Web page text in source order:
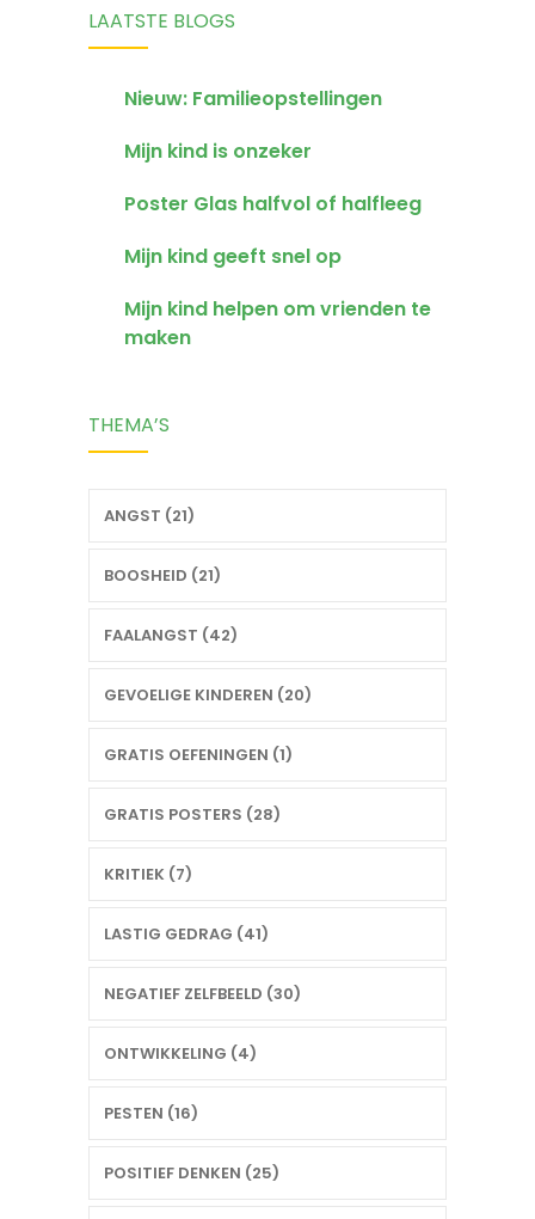
LAATSTE BLOGS
Nieuw: Familieopstellingen
Mijn kind is onzeker
Poster Glas halfvol of halfleeg
Mijn kind geeft snel op
Mijn kind helpen om vrienden te
maken
THEMA’S
ANGST (21)
BOOSHEID (21)
FAALANGST (42)
GEVOELIGE KINDEREN (20)
GRATIS OEFENINGEN (1)
GRATIS POSTERS (28)
KRITIEK (7)
LASTIG GEDRAG (41)
NEGATIEF ZELFBEELD (30)
ONTWIKKELING (4)
PESTEN (16)
POSITIEF DENKEN (25)